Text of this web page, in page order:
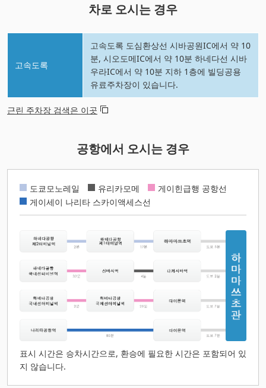
차로 오시는 경우
고속도록
고속도록 도심환상선 시바공원IC에서 약 10
분, 시오도메IC에서 약 10분 하네다선 시바
우라IC에서 약 10분 지하 1층에 빌딩공용
유료주차장이 있습니다.
근린 주차장 검색은 이곳
공항에서 오시는 경우
도쿄모노레일 유리카모메
게이힌급행 공항선
게이세이 나리타 스카이액세스선
표시 시간은 승차시간으로, 환승에 필요한 시간은 포함되어 있
지 않습니다.